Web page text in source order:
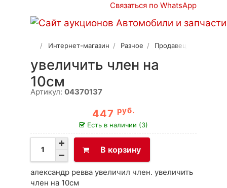
Связаться по WhatsApp
Интернет-магазин Разное Продавец 2
увеличить член на
10см
Артикул: 04370137
447 руб.
Есть в наличии (3)
В корзину
александр ревва увеличил член. увеличить
член на 10см